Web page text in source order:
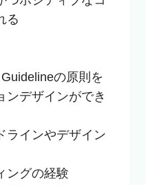
る
の原則を
ンデザインができ
ラインやデザイン
ングの経験